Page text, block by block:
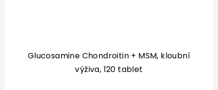
Glucosamine Chondroitin + MSM, kloubní
výživa, 120 tablet